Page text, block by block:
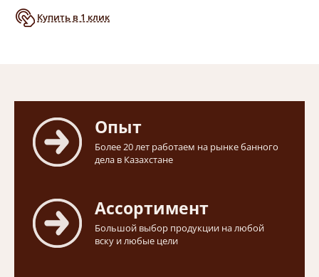
Купить в 1 клик
Опыт
Более 20 лет работаем на рынке банного
дела в Казахстане
Ассортимент
Большой выбор продукции на любой
вску и любые цели